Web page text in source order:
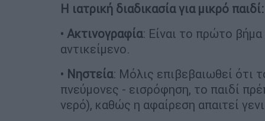
Η ιατρική διαδικασία για μικρό παιδί:
• Ακτινογραφία: Είναι το πρώτο βήμα
αντικείμενο.
• Νηστεία: Μόλις επιβεβαιωθεί ότι
πνεύμονες - εισρόφηση, το παιδί
νερό), καθώς η αφαίρεση απαιτεί